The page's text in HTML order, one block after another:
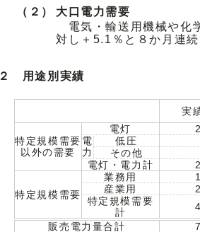
（２）
大口電力需要
電気・輸送用機械や化
対し＋5.1％と８か月連
２ 用途別実績
実
特定規模需要
以外の需要
電灯
電
力
低圧
その他
電灯・電力計
特定規模需要
業務用
産業用
特定規模需要
計
販売電力量合計